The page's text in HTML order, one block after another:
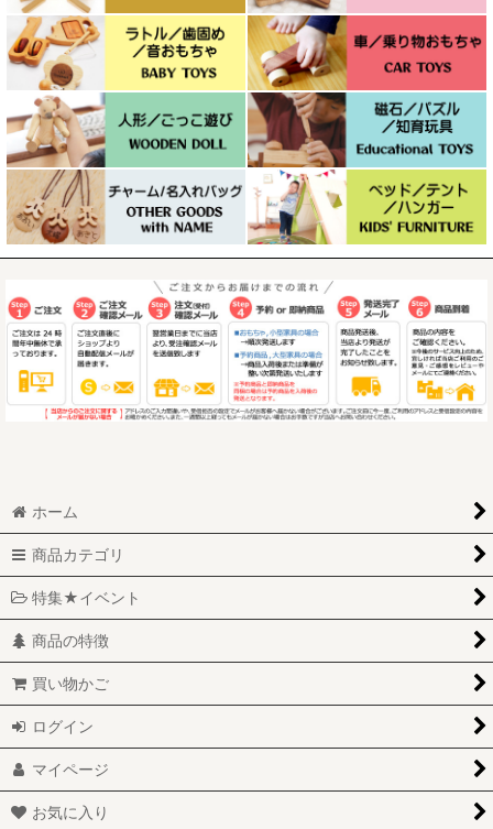
ホーム
商品カテゴリ
特集★イベント
商品の特徴
買い物かご
ログイン
マイページ
お気に入り